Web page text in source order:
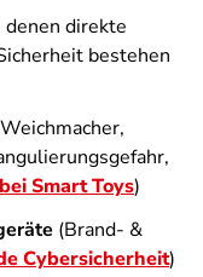
direkte
bestehen
Smart Toys)
(Brand- &
Cybersicherheit)